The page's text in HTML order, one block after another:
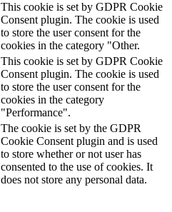
This cookie is set by GDPR Cookie
Consent plugin. The cookie is used
to store the user consent for the
cookies in the category "Other.
This cookie is set by GDPR Cookie
Consent plugin. The cookie is used
to store the user consent for the
cookies in the category
"Performance".
The cookie is set by the GDPR
Cookie Consent plugin and is used
to store whether or not user has
consented to the use of cookies. It
does not store any personal data.